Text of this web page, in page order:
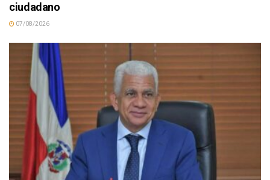
ciudadano
07/08/2026